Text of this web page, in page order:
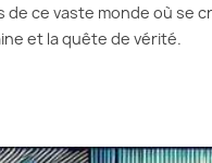
ce vaste monde où se
et la quête de vérité.